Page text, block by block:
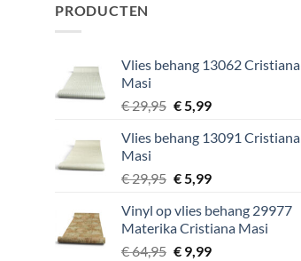
PRODUCTEN
Vlies behang 13062 Cristiana
Masi
€29,95 Oorspronkelijke
was:
€5,99Huidige
is:
Vlies behang 13091 Cristiana
Masi
€29,95 Oorspronkelijke
was:
€ 29,95.
€5,99Huidige
is:
€ 5,99.
Vinyl op vlies behang 29977
Materika Cristiana Masi
€64,95 Oorspronkelijke
€9,99Huidige